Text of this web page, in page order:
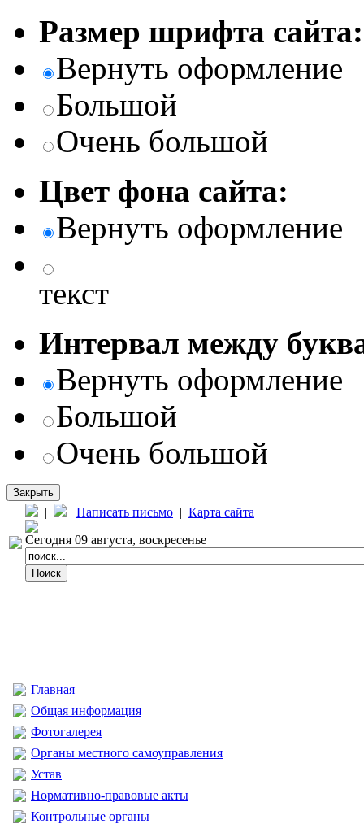
Размер шрифта сайта:
Вернуть оформление
Большой
Очень большой
Цвет фона сайта:
Вернуть оформление
текст
Интервал между
Вернуть оформление
Большой
Очень большой
Закрыть
| Написать письмо | Карта сайта
Сегодня 09 августа, воскресенье
Главная
Общая информация
Фотогалерея
Органы местного самоуправления
Устав
Нормативно-правовые акты
Контрольные органы